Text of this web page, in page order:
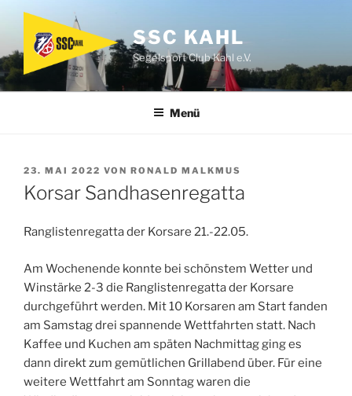
Zum
springen
SSC KAHL
Segelsport Club Kahl e.V.
Menü
VERÖFFENTLICHT
AM
23. MAI 2022 VON RONALD MALKMUS
Korsar Sandhasenregatta
Ranglistenregatta der Korsare 21.-22.05.
Am Wochenende konnte bei schönstem Wetter und
Winstärke 2-3 die Ranglistenregatta der Korsare
durchgeführt werden. Mit 10 Korsaren am Start fanden
am Samstag drei spannende Wettfahrten statt. Nach
Kaffee und Kuchen am späten Nachmittag ging es
dann direkt zum gemütlichen Grillabend über. Für eine
weitere Wettfahrt am Sonntag waren die